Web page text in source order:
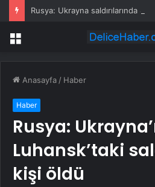
Rusya: Ukrayna saldırılarında 86
Menü
Anasayfa / Haber
Haber
Rusya:
Luhansk’taki
kişi öldü